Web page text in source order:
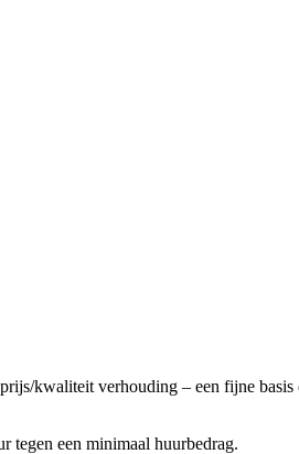
kwaliteit verhouding – een fijne
tegen een minimaal huurbedrag.